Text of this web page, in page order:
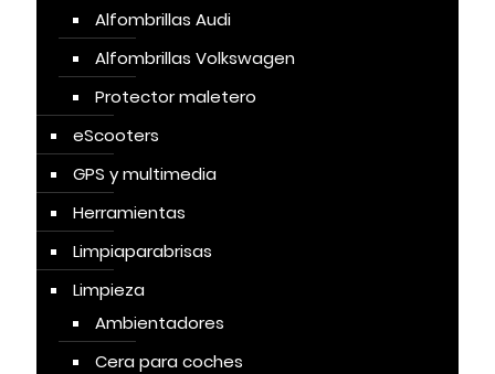
Alfombrillas Audi
Alfombrillas Volkswagen
Protector maletero
eScooters
GPS y multimedia
Herramientas
Limpiaparabrisas
Limpieza
Ambientadores
Cera para coches